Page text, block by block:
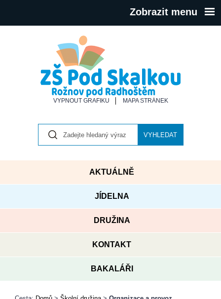
Zobrazit menu
VYPNOUT GRAFIKU MAPA STRÁNEK
VYHLEDAT
AKTUÁLNĚ
JÍDELNA
DRUŽINA
KONTAKT
BAKALÁŘI